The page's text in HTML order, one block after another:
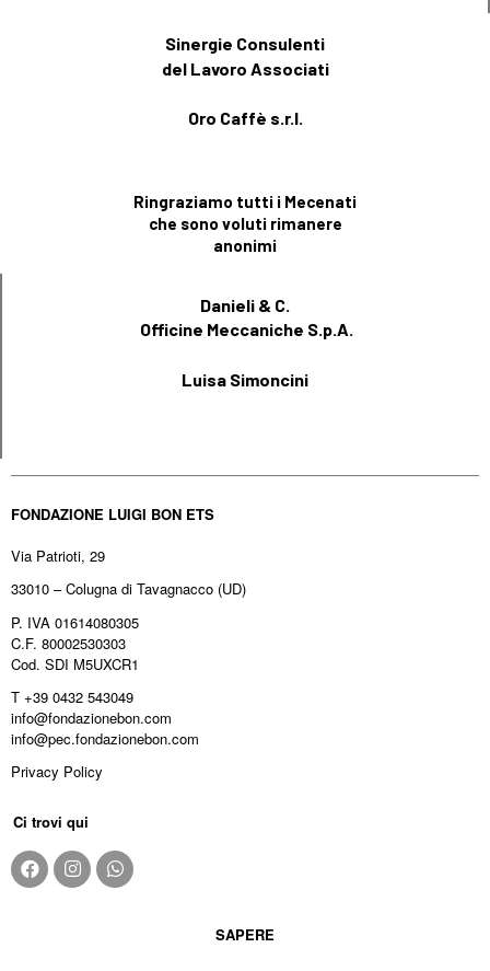
Sinergie Consulenti
del Lavoro Associati
Oro Caffè s.r.l.
Ringraziamo tutti i Mecenati
che sono voluti rimanere
anonimi
Danieli & C.
Officine Meccaniche S.p.A.
Luisa Simoncini
FONDAZIONE LUIGI BON ETS
Via Patrioti, 29
33010 – Colugna di Tavagnacco (UD)
P. IVA 01614080305
C.F. 80002530303
Cod. SDI M5UXCR1
T +39 0432 543049
info@fondazionebon.com
info@pec.fondazionebon.com
Privacy Policy
Ci trovi qui
SAPERE